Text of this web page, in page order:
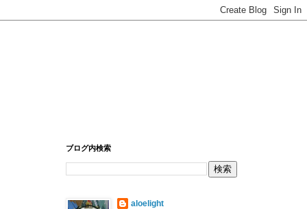
ブログ内検索
aloelight